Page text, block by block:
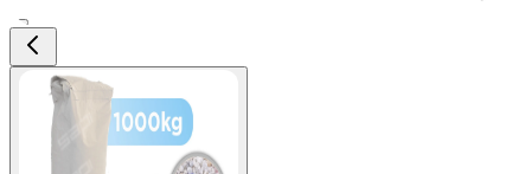
View larger image